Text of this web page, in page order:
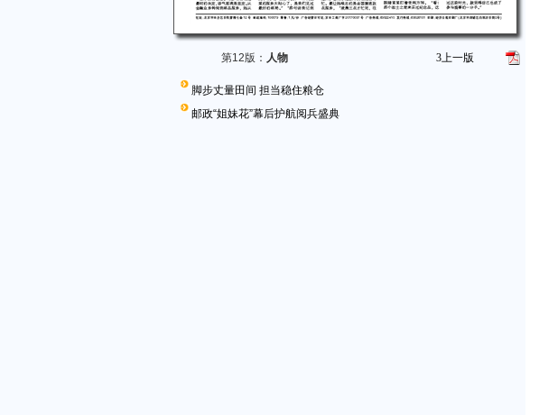
第12版： 人物 3上一版
脚步丈量田间 担当稳住粮仓
邮政“姐妹花”幕后护航阅兵盛典